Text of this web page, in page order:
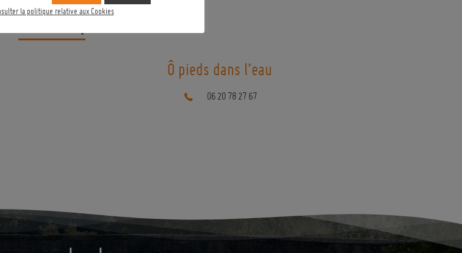
savoir plus
Ô pieds dans l’eau
06 20 78 27 67
la politique relative aux Cookies